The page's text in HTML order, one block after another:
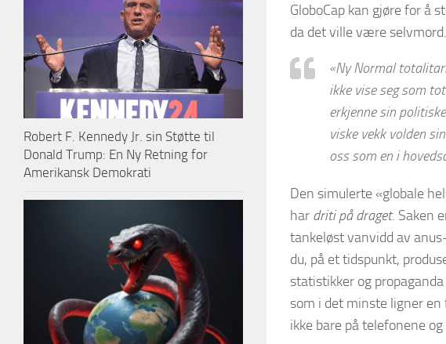
GloboCap kan gjøre for å
da det ville være
«Ny Normal
ikke vise seg som
erkjenne sin
viske vekk volden
oss som en i
Den simulerte «globale
har driti på draget. Saken
tankeløst vanvidd av
du, på et tidspunkt,
statistikker og
som i det minste ligner
ikke bare på telefonene og
Robert F. Kennedy Jr. sin Støtte til
Donald Trump: En Ny Retning for
Amerikansk Demokrati